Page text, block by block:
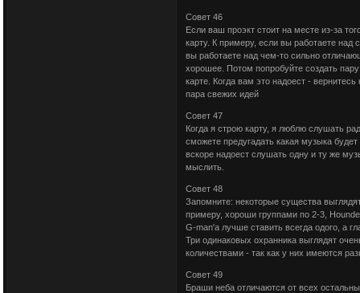
Совет 46
Если ваш проэкт стоит на месте из-за
карту. К примеру, если вы работаете над
вы работаете над чем-то сильно
хорошее. Потом попробуйте создать
карте. Когда вам это надоест -
пара свежих идей
Совет 47
Когда я строю карту, я люблю слушать
сможете предугадать какая музыка
вскоре надоест слушать одну и ту же
мыслить.
Совет 48
Запомните: некоторые существа
примеру, хороши группами по 2-3,
G-man'а лучше ставить всегда одого, а
Три одинаковых охранника выглядят
количествами - так как у них имеются
Совет 49
Браши неба отличаются от всех